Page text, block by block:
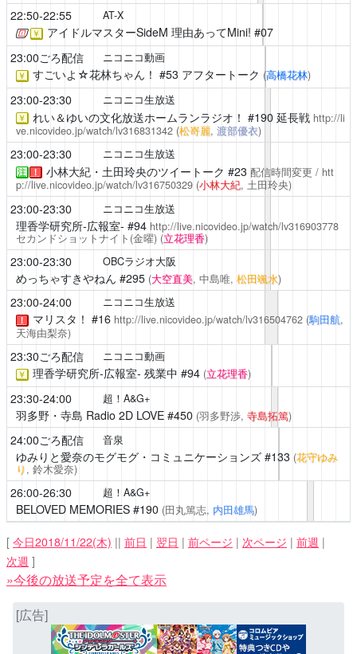
22:50-22:55 AT-X
￥ アイドルマスターSideM 理由あってMini! #07
23:00ごろ配信
ニコニコ動画
￥ すごいよ☆花林ちゃん！ #53 アフタートーク (高橋花林)
23:00-23:30 ニコニコ生放送
￥ れい＆ゆいの文化放送ホームランラジオ！ #190 延長戦 http://li
ve.nicovideo.jp/watch/lv316831342 (松嵜麗, 渡部優衣)
23:00-23:30 ニコニコ生放送
注 ！ 小林大紀・土田玲央のツイートーク #23 配信時間変更 / htt
p://live.nicovideo.jp/watch/lv316750329 (小林大紀, 土田玲央)
23:00-23:30 ニコニコ生放送
理香学研究所-広報室- #94 http://live.nicovideo.jp/watch/lv316903778
セカンドショットナイト(金曜) (立花理香)
23:00-23:30 OBCラジオ大阪
めっちゃすきやねん #295 (大空直美, 中島唯, 松田颯水)
23:00-24:00 ニコニコ生放送
！ マリスタ！ #16 http://live.nicovideo.jp/watch/lv316504762 (駒田航,
天海由梨奈)
23:30ごろ配信 ニコニコ動画
￥ 理香学研究所-広報室- 残業中 #94 (立花理香)
23:30-24:00 超！A&G+
羽多野・寺島 Radio 2D LOVE#450 (羽多野渉, 寺島拓篤)
24:00ごろ配信 音泉
ゆみりと愛奈のモグモグ・コミュニケーションズ#133 (花守ゆみ
り , 鈴木愛奈)
26:00-26:30 超！A&G+
BELOVED MEMORIES#190 (田丸篤志, 内田雄馬)
[ 今日2018/11/22(木) || 前日 | 翌日 | 前ページ | 次ページ | 前週 |
次週 ]
»今後の放送予定を全て表示
[広告]